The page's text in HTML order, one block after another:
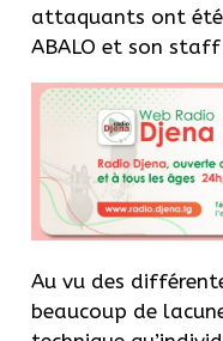
attaquants ont été
ABALO et son staff
Au vu des
beaucoup de